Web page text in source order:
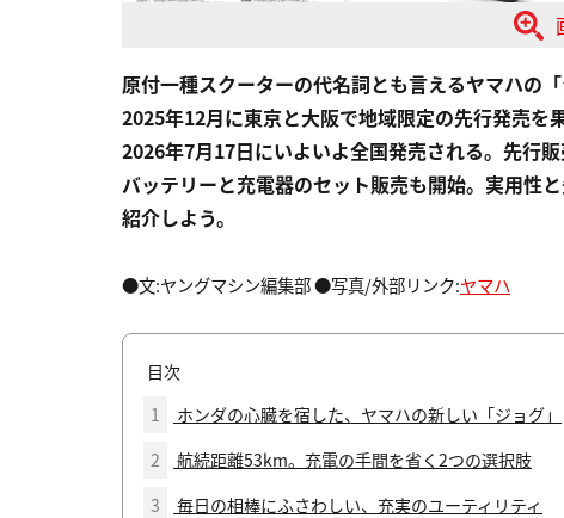
原付一種スクーターの代名詞とも言えるヤマハの
2025年12月に東京と大阪で地域限定の先行発売を
2026年7月17日にいよいよ全国発売される。先行
バッテリーと充電器のセット販売も開始。実用性
紹介しよう。
●文:ヤングマシン編集部 ●写真/外部リンク:ヤマハ
目次
1
ホンダの心臓を宿した、ヤマハの新しい「ジョグ」
2
航続距離53km。充電の手間を省く2つの選択肢
3
毎日の相棒にふさわしい、充実のユーティリティ